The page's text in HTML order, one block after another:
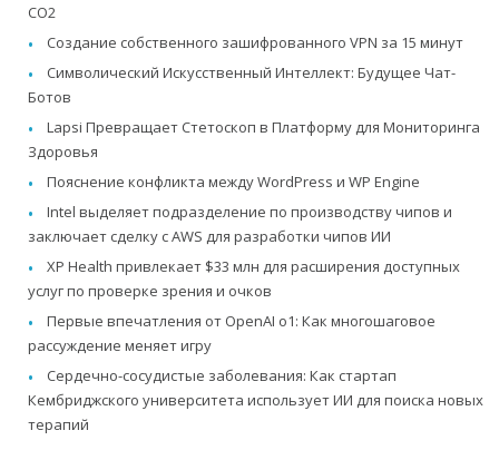
CO2
Создание собственного зашифрованного VPN за 15 минут
Символический Искусственный Интеллект: Будущее Чат-
Ботов
Lapsi Превращает Стетоскоп в Платформу для Мониторинга
Здоровья
Пояснение конфликта между WordPress и WP Engine
Intel выделяет подразделение по производству чипов и
заключает сделку с AWS для разработки чипов ИИ
XP Health привлекает $33 млн для расширения доступных
услуг по проверке зрения и очков
Первые впечатления от OpenAI o1: Как многошаговое
рассуждение меняет игру
Сердечно-сосудистые заболевания: Как стартап
Кембриджского университета использует ИИ для поиска новых
терапий